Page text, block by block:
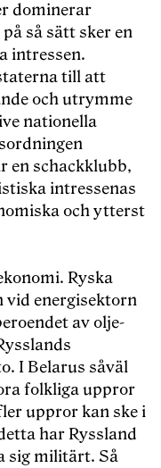
dominerar
så sätt sker en
intressen.
till att
och utrymme
nationella
en schackklubb,
intressenas
och ytterst
Ryska
vid energisektorn
av olje-
I Belarus såväl
folkliga uppror
uppror kan ske i
har Ryssland
sig militärt. Så